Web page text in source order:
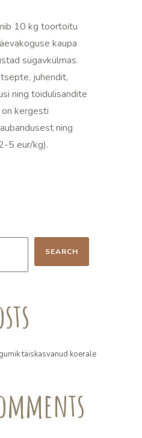
10 kg toortoitu
kaupa
sügavkülmas.
juhendit,
ning toidulisandite
on kergesti
ning
5 eur/kg).
SEARCH
täiskasvanud koerale